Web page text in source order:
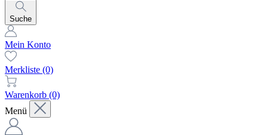
Suche
Mein Konto
Merkliste (0)
Warenkorb (0)
Menü